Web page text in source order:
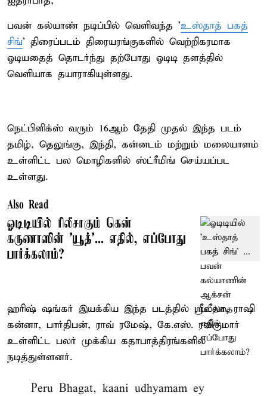
பவன் கல்யாண் நடிப்பில் வெளிவந்த ’உஸ்தாத் பகத்
சிங்’ திரைப்படம் திரையரங்குகளில் வெற்றிகரமாக
ஓடியதைத் தொடர்ந்து தற்போது ஓடிடி தளத்தில்
வெளியாக தயாராகியுள்ளது.
நெட்பிளிக்ஸ் வரும் 16ஆம் தேதி முதல் இந்த படம்
தமிழ், தெலுங்கு, இந்தி, கன்னடம் மற்றும் மலையாளம்
உள்ளிட்ட பல மொழிகளில் ஸ்ட்ரீமிங் செய்யப்பட
உள்ளது.
Also Read
ஓடிடியில் ரிலீசாகும் கென்
கருணாஸின் 'யூத்'... எதில், எப்போது
பார்க்கலாம்?
ஹரிஷ் ஷங்கர் இயக்கிய இந்த படத்தில் ஸ்ரீலீலா, ராஷி
கன்னா, பார்திபன், ராவ் ரமேஷ், கே.எஸ். ரவிகுமார்
உள்ளிட்ட பலர் முக்கிய கதாபாத்திரங்களில்
நடித்துள்ளனர்.
Peru Bhagat, kaani udhyamam ey